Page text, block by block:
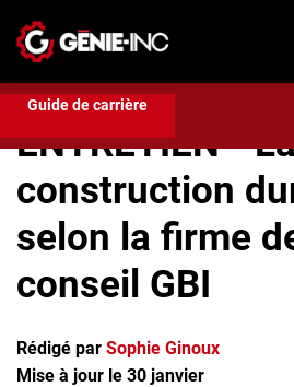
Connexion
Créez un compte
Emplois
Recherchez un emploi
Compagnies
Ma boîte à outils
Conseils carrière
Guide de carrière
Compétences et formation
construction durable selon la firme de
ENTRETIEN -
construction
selon la firme
conseil GBI
Rédigé par Sophie Ginoux
Mise à jour le 30 janvier